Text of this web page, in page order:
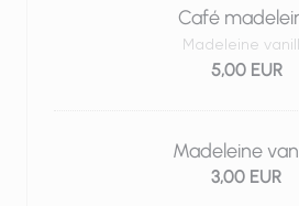
Café
Madeleine
5,00 EUR
Madeleine
3,00 EUR